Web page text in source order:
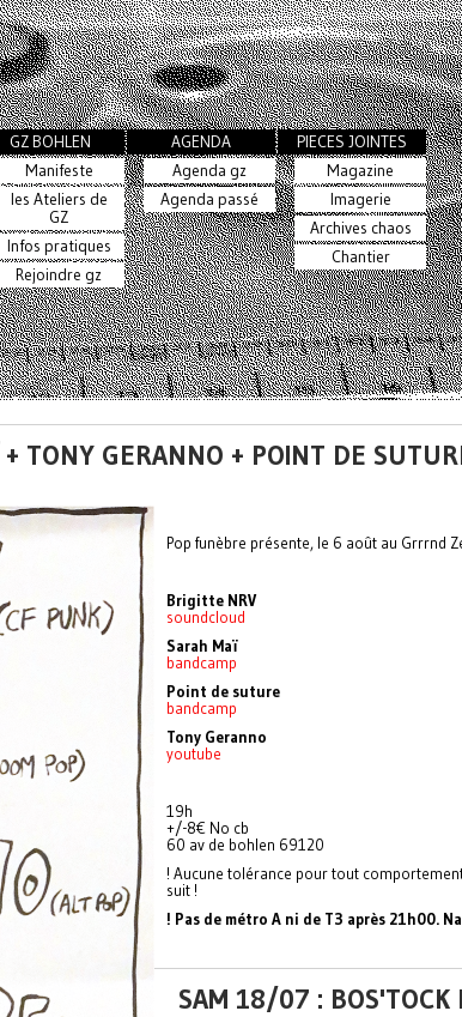
GZ BOHLEN
Manifeste
les Ateliers de
GZ
Infos pratiques
Rejoindre gz
AGENDA
Agenda gz
Agenda passé
PIECES JOINTES
Magazine
Imagerie
Archives chaos
Chantier
TONY GERANNO + POINT DE
Pop funèbre présente, le 6 août au Grrrnd
Brigitte NRV
soundcloud
Sarah Maï
bandcamp
Point de suture
bandcamp
Tony Geranno
youtube
19h
+/-8€ No cb
60 av de bohlen 69120
! Aucune tolérance pour tout
suit !
! Pas de métro A ni de T3 après 21h00.
SAM 18/07 : BOS'TOCK